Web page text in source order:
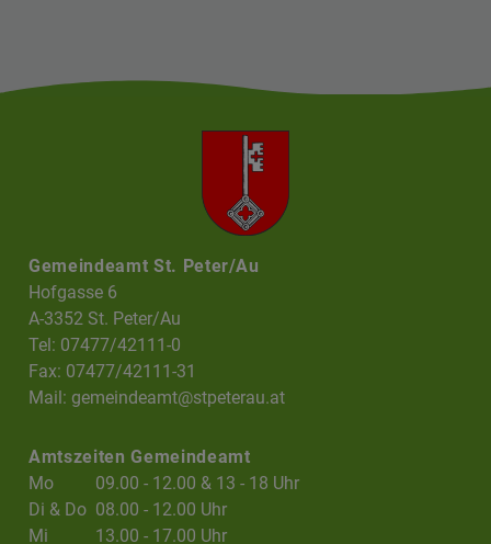
Gemeindeamt St. Peter/Au
Hofgasse 6
A-3352 St. Peter/Au
Tel: 07477/42111-0
Fax: 07477/42111-31
Mail:gemeindeamt@stpeterau.at
Amtszeiten Gemeindeamt
Mo
09.00 - 12.00 & 13 - 18 Uhr
Di & Do 08.00 - 12.00 Uhr
Mi
13.00 - 17.00 Uhr